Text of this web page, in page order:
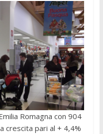
Romagna con 904
crescita pari al + 4,4%